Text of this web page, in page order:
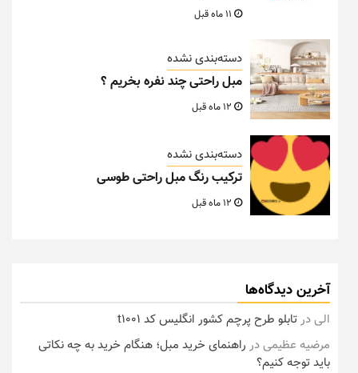
دسته‌بندی نشده
مبل راحتی چند نفره بخریم ؟
دسته‌بندی نشده
ترکیب رنگ مبل راحتی طوسی
آخرین دیدگاه‌ها
الیدرتابلو طرح پرچم کشور انگلیس کد t1001
مرضیه عظیمیدر راهنمای خرید مبل؛ هنگام خرید به چه نکاتی
باید توجه کنیم؟